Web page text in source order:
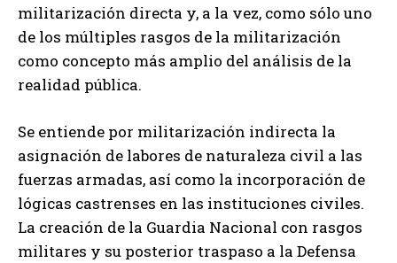
militarización directa y, a la vez, como sólo uno
de los múltiples rasgos de la militarización
como concepto más amplio del análisis de la
realidad pública.
Se entiende por militarización indirecta la
asignación de labores de naturaleza civil a las
fuerzas armadas, así como la incorporación de
lógicas castrenses en las instituciones civiles.
La creación de la Guardia Nacional con rasgos
militares y su posterior traspaso a la Defensa